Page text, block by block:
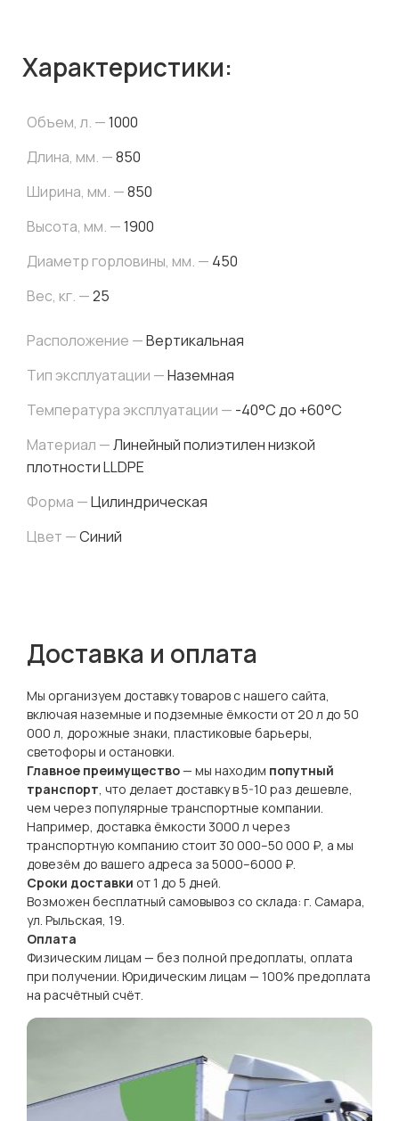
Характеристики:
Объем, л. —1000
Длина, мм. —850
Ширина, мм. —850
Высота, мм. —1900
Диаметр горловины, мм. — 450
Вес, кг. —25
Расположение —Вертикальная
Тип эксплуатации —Наземная
Температура эксплуатации — -40°C до +60°C
Материал —Линейный полиэтилен низкой
плотности LLDPE
Форма —Цилиндрическая
Цвет —Синий
Доставка и оплата
Мы организуем доставку товаров с нашего сайта,
включая наземные и подземные ёмкости от 20 л до 50
000 л, дорожные знаки, пластиковые барьеры,
светофоры и остановки.
Главное преимущество— мы находим попутный
транспорт, что делает доставку в 5-10 раз дешевле,
чем через популярные транспортные компании.
Например, доставка ёмкости 3000 л через
транспортную компанию стоит 30 000–50 000 ₽, а мы
довезём до вашего адреса за 5000–6000 ₽.
Сроки доставки от 1 до 5 дней.
Возможен бесплатный самовывоз со склада: г. Самара,
ул. Рыльская, 19.
Оплата
Физическим лицам — без полной предоплаты, оплата
при получении. Юридическим лицам — 100% предоплата
на расчётный счёт.